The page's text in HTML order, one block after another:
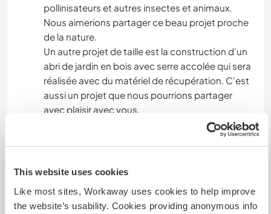
This website uses cookies
Like most sites, Workaway uses cookies to help improve
the website’s usability. Cookies providing anonymous info
pollinisateurs et autres insectes et animaux.
Nous aimerions partager ce beau projet proche
de la nature.
Un autre projet de taille est la construction d'un
abri de jardin en bois avec serre accolée qui sera
réalisée avec du matériel de récupération. C'est
aussi un projet que nous pourrions partager
avec plaisir avec vous.
Langues parlées
Anglais: Intermédiaire
Espagnol: Débutant